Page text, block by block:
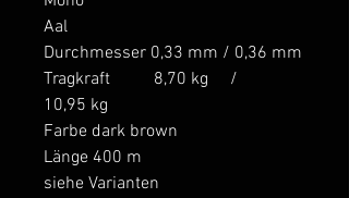
Aal
Durchmesser 0,33 mm / 0,36 mm
Tragkraft 8,70 kg /
10,95 kg
Farbe dark brown
Länge 400 m
siehe Varianten